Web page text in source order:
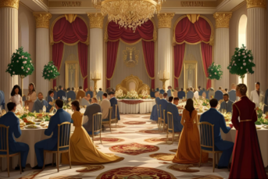
n
g
N
i
ê
n
2
h
á
n
g
8
Đ
ứ
c
M
a